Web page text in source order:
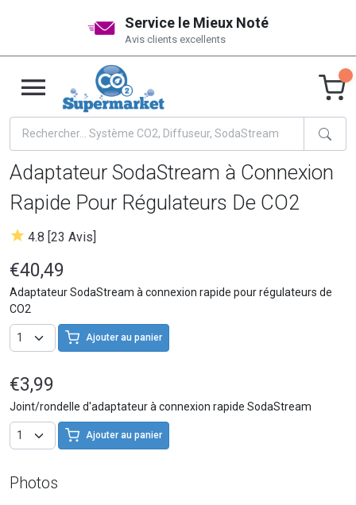
Service le Mieux Noté
Avis clients excellents
Adaptateur SodaStream à Connexion
Rapide Pour Régulateurs De CO2
4.8 [23 Avis]
€40,49
Adaptateur SodaStream à connexion rapide pour régulateurs de
CO2
Ajouter au panier
€3,99
Joint/rondelle d'adaptateur à connexion rapide SodaStream
Ajouter au panier
Photos